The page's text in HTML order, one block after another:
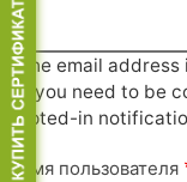
The email
if you need to be
opted-in
Имя пользователя